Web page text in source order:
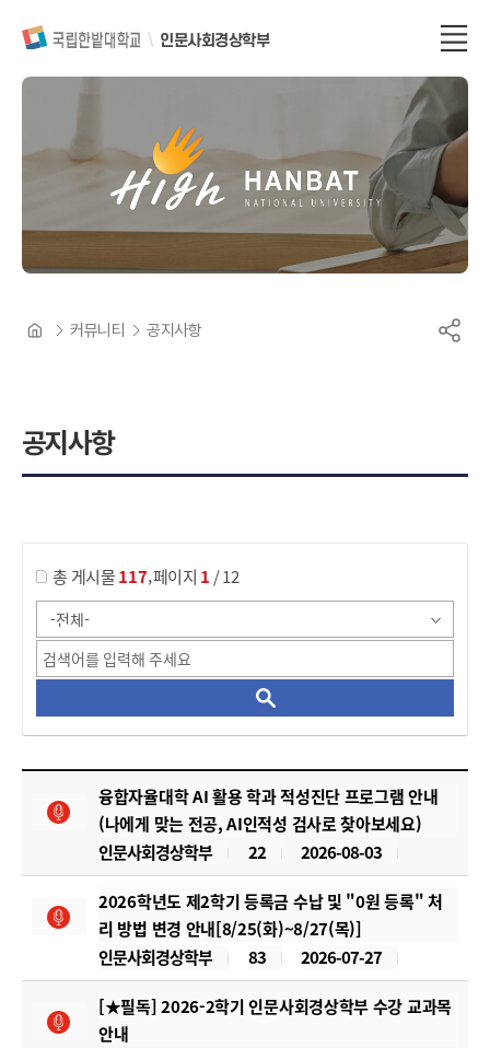
인문사회경상학부
공지사항
커뮤니티 공지사항
총 게시물117,페이지 1 / 12
공지사항 목록 으로 번호, 제목, 작성자, 조회수, 등록 일, 첨부파일로 나열 되고 있습니다.
융합자율대학 AI 활용 학과 적성진단 프로그램 안내
(나에게 맞는 전공, AI인적성 검사로 찾아보세요)
인문사회경상학부
22 2026-08-03
2026학년도 제2학기 등록금 수납 및 "0원 등록" 처
리 방법 변경 안내[8/25(화)~8/27(목)]
인문사회경상학부
83 2026-07-27
[★필독] 2026-2학기 인문사회경상학부 수강 교과목
안내